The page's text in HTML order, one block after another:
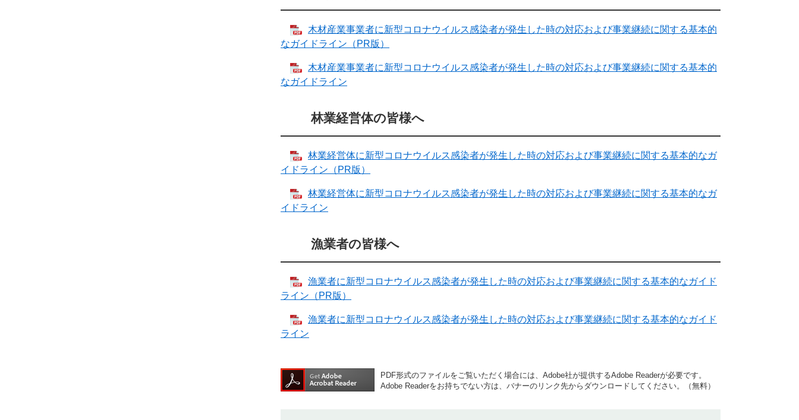
木材産業事業者に新型コロナウイルス感染者が発生した時の対応および事業継続に関する基本的
なガイドライン（PR版）
木材産業事業者に新型コロナウイルス感染者が発生した時の対応および事業継続に関する基本的
なガイドライン
林業経営体の皆様へ
林業経営体に新型コロナウイルス感染者が発生した時の対応および事業継続に関する基本的なガ
イドライン（PR版）
林業経営体に新型コロナウイルス感染者が発生した時の対応および事業継続に関する基本的なガ
イドライン
漁業者の皆様へ
漁業者に新型コロナウイルス感染者が発生した時の対応および事業継続に関する基本的なガイド
ライン（PR版）
漁業者に新型コロナウイルス感染者が発生した時の対応および事業継続に関する基本的なガイド
ライン
PDF形式のファイルをご覧いただく場合には、Adobe社が提供するAdobe Readerが必要です。
Adobe Readerをお持ちでない方は、バナーのリンク先からダウンロードしてください。（無料）